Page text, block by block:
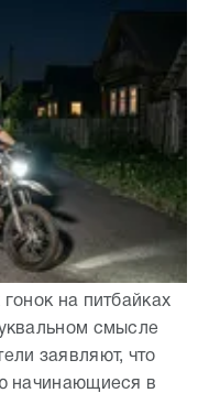
на питбайках
смысле
заявляют, что
начинающиеся в